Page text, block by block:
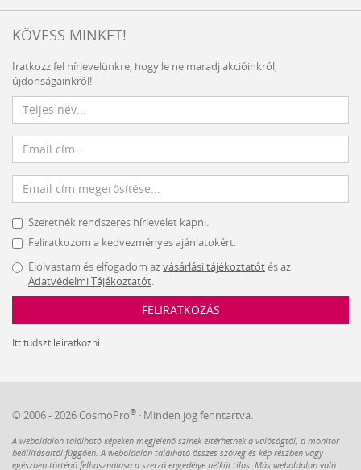
KÖVESS MINKET!
Iratkozz fel hírlevelünkre, hogy le ne maradj akcióinkról,
újdonságainkról!
Szeretnék rendszeres hírlevelet kapni.
Feliratkozom a kedvezményes ajánlatokért.
Elolvastam és elfogadom azvásárlási tájékoztatótés az
Adatvédelmi Tájékoztatót.
FELIRATKOZÁS
Itt tudszt leiratkozni.
© 2006 - 2026 CosmoPro® · Minden jog fenntartva.
A weboldalon található képeken megjelenő színek eltérhetnek a valóságtól, a monitor
beállításaitól függően. A weboldalon található összes szöveg és kép részben vagy
egészben történő felhasználása a szerző engedélye nélkül tilos. Más weboldalon való